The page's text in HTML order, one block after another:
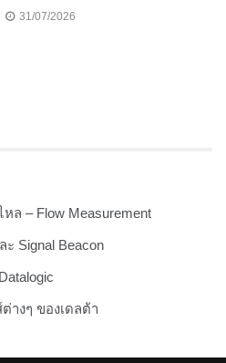
31/07/2026
ล – Flow Measurement
ะ Signal Beacon
างๆ ของเดลต้า